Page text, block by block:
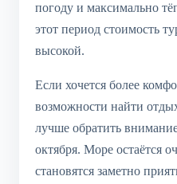
погоду и максимально
этот период стоимость
высокой.
Если хочется более
возможности найти
лучше обратить
октября. Море остаётся
становятся заметно